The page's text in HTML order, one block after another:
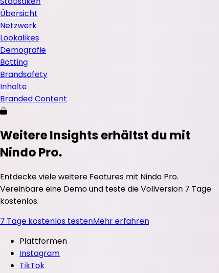
Übersicht
Netzwerk
Lookalikes
Demografie
Botting
Brandsafety
Inhalte
Branded Content
Weitere Insights erhältst du mit
Nindo Pro.
Entdecke viele weitere Features mit Nindo Pro.
Vereinbare eine Demo und teste die Vollversion 7 Tage
kostenlos.
7 Tage kostenlos testenMehr erfahren
Plattformen
Instagram
TikTok